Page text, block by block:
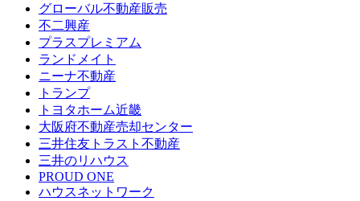
グローバル不動産販売
不二興産
プラスプレミアム
ランドメイト
ニーナ不動産
トランプ
トヨタホーム近畿
大阪府不動産売却センター
三井住友トラスト不動産
三井のリハウス
PROUD ONE
ハウスネットワーク